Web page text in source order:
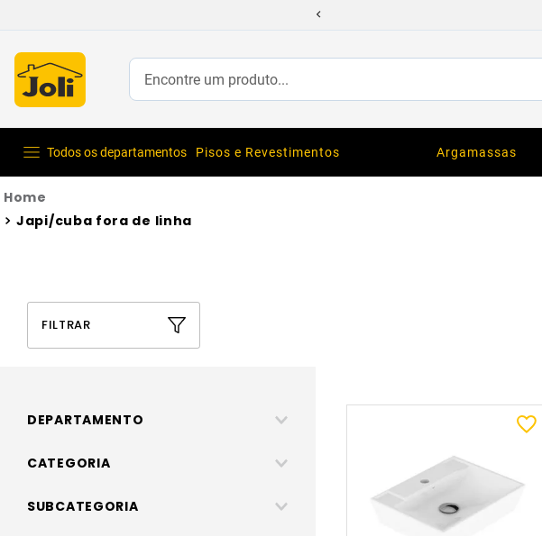
Encontre um produto...
Todos os departamentos Pisos e Revestimentos Argamassas
Japi/cuba fora de linha
FILTRAR
DEPARTAMENTO
Banheiros, cozinhas e áreas de serviço
CATEGORIA
Banheiro
SUBCATEGORIA